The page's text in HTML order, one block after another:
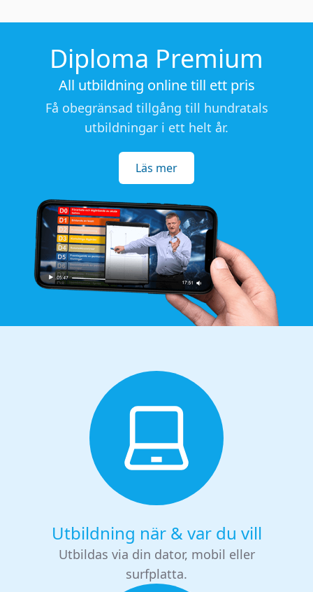
Diploma Premium
All utbildning online till ett pris
Få obegränsad tillgång till hundratals
utbildningar i ett helt år.
Läs mer
Utbildning när & var du vill
Utbildas via din dator, mobil eller
surfplatta.